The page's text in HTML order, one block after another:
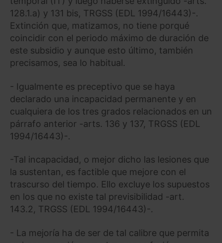
128.1.a) y 131 bis, TRGSS (EDL 1994/16443)-.
Extinción que, matizamos, no tiene porqué
coincidir con el periodo máximo de duración de
este subsidio y aunque esto último, también
precisamos, sea lo habitual.
- Igualmente es preceptivo que se haya
declarado una incapacidad permanente y en
cualquiera de los tres grados relacionados en un
párrafo anterior -arts. 136 y 137, TRGSS (EDL
1994/16443)-.
-Tal incapacidad, o mejor dicho las lesiones que
la sustentan, es factible que mejore con el
trascurso del tiempo. Ello excluye los supuestos
en los que no existe tal previsibilidad -art.
143.2, TRGSS (EDL 1994/16443)-.
- La mejoría ha de ser de tal calibre que permita